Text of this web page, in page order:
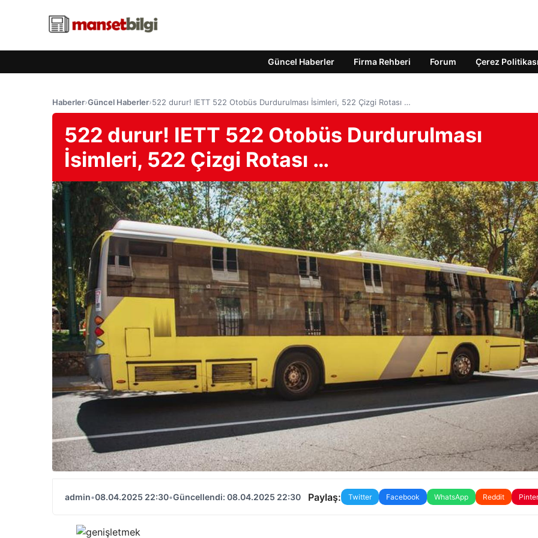
Güncel Haberler Firma Rehberi Forum Çerez Politikası
Haberler›Güncel Haberler›522 durur! IETT 522 Otobüs Durdurulması İsimleri, 522 Çizgi Rotası …
522 durur! IETT 522 Otobüs Durdurulması
İsimleri, 522 Çizgi Rotası …
admin•08.04.2025 22:30•Güncellendi: 08.04.2025 22:30 Paylaş: Twitter Facebook WhatsApp Reddit